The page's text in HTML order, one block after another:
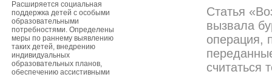
Расширяется социальная
поддержка детей с особыми
образовательными
потребностями. Определены
меры по раннему выявлению
таких детей, внедрению
индивидуальных
образовательных планов,
обеспечению ассистивными
Статья
вызвала
операция,
считаться